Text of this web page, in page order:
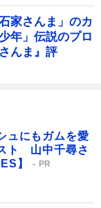
家さんま」のカ
年」伝説のプロ
んま』評
ュにもガムを愛
ト 山中千尋さ
】
PR